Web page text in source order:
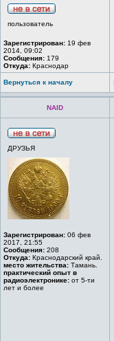
пользователь
Зарегистрирован: 19 фев
2014, 09:02
Сообщения: 179
Откуда: Краснодар
Вернуться к началу
NAID
ДРУЗЬЯ
Зарегистрирован: 06 фев
2017, 21:55
Сообщения: 208
Откуда: Краснодарский край.
место жительства: Тамань.
практический опыт в
радиоэлектронике: от 5-ти
лет и более